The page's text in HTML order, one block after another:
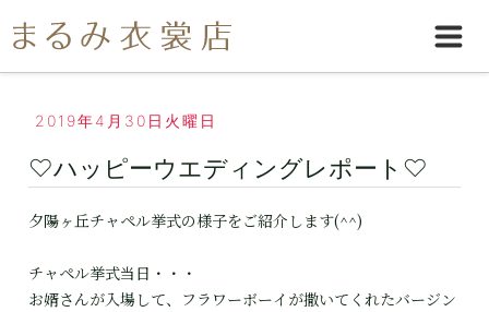
2019年4月30日火曜日
♡ハッピーウエディングレポート♡
夕陽ヶ丘チャペル挙式の様子をご紹介します(^^)
チャペル挙式当日・・・
お婿さんが入場して、フラワーボーイが撒いてくれたバージン